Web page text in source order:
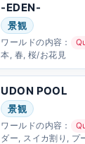
-EDEN-
景観
ワールドの内容：
本, 春, 桜/お花見
UDON POOL
景観
ワールドの内容：
ダー, スイカ割り, プ